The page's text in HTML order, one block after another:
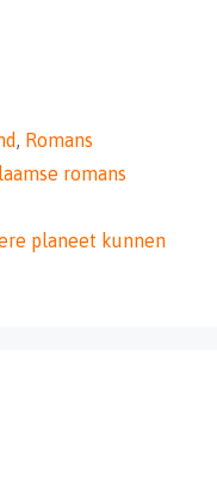
, Romans
romans
planeet kunnen